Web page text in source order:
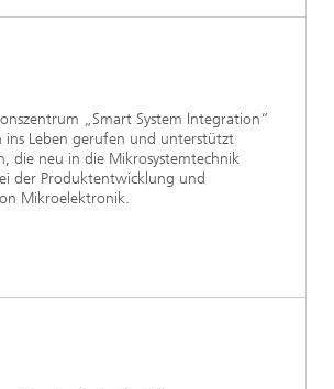
„Smart System Integration“
ins Leben gerufen und unterstützt
die neu in die Mikrosystemtechnik
der Produktentwicklung und
Mikroelektronik.